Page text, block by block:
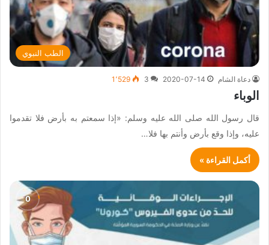
الطب النبوي
دعاة الشام 2020-07-14
3 1٬529
الوباء
قال رسول الله صلى الله عليه وسلم: «إذا سمعتم به بأرض فلا تقدموا
عليه، وإذا وقع بأرض وأنتم بها فلا…
أكمل القراءة »